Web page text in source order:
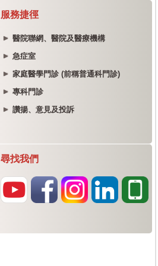
服務捷徑
醫院聯網、醫院及醫療機構
急症室
家庭醫學門診 (前稱普通科門診)
專科門診
讚揚、意見及投訴
尋找我們